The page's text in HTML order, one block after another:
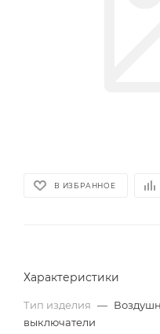
В ИЗБРАННОЕ
Характеристики
Тип изделия —
выключатели